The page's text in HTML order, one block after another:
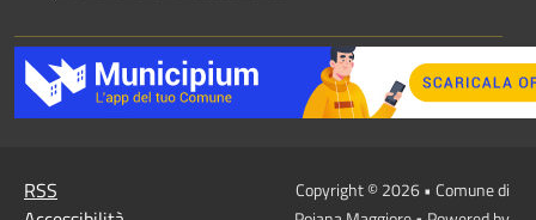
RSS
Copyright © 2026 • Comune di